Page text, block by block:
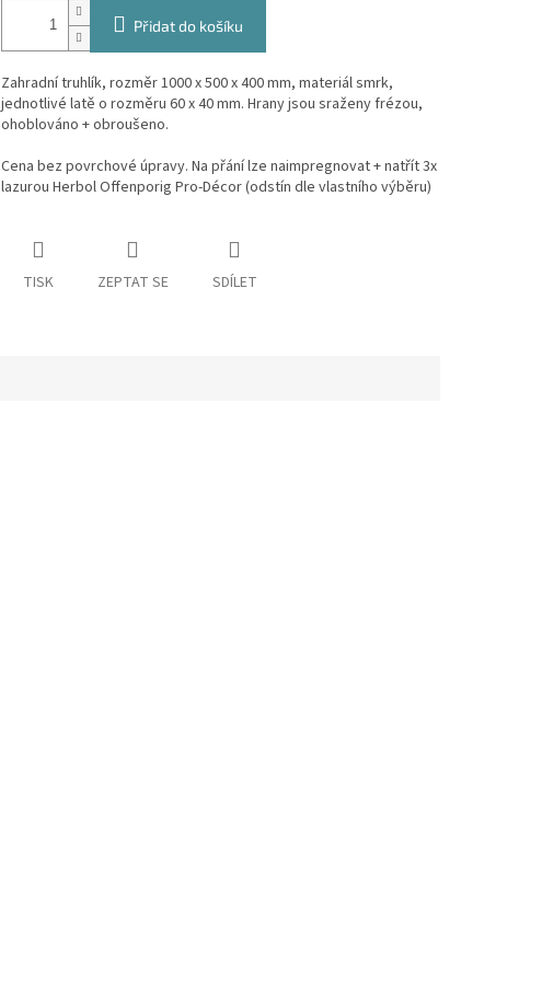
Přidat do košíku
Zahradní truhlík, rozměr 1000 x 500 x 400 mm, materiál smrk,
jednotlivé latě o rozměru 60 x 40 mm. Hrany jsou sraženy frézou,
ohoblováno + obroušeno.
Cena bez povrchové úpravy. Na přání lze naimpregnovat + natřít 3x
lazurou Herbol Offenporig Pro-Décor (odstín dle vlastního výběru)
TISK ZEPTAT SE SDÍLET